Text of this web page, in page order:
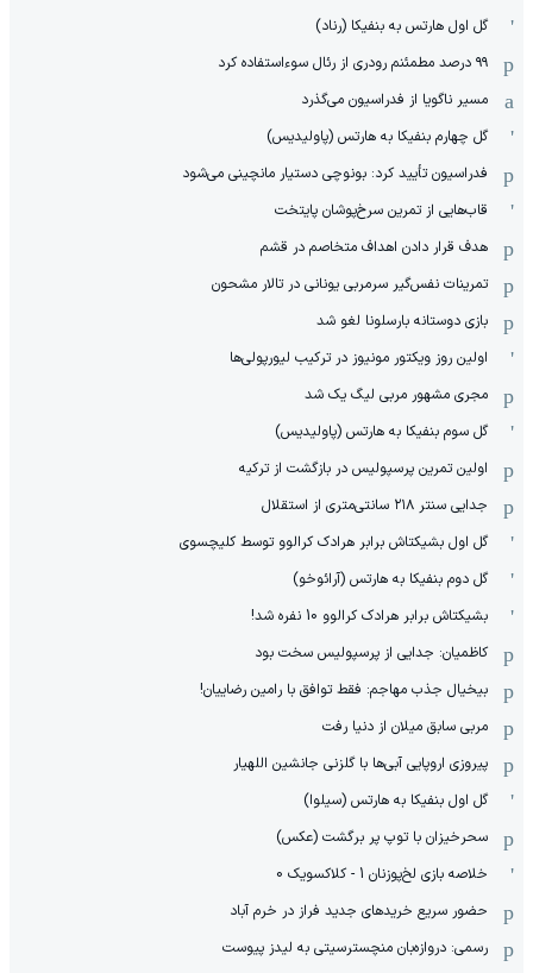
گل اول هارتس به بنفیکا (رناد)
۹۹ درصد مطمئنم رودری از رئال سوءاستفاده کرد
مسیر ناگویا از فدراسیون می‌گذرد
گل چهارم بنفیکا به هارتس (پاولیدیس)
فدراسیون تأیید کرد: بونوچی دستیار مانچینی می‌شود
قاب‌هایی از تمرین سرخ‌پوشان پایتخت
هدف قرار دادن اهداف متخاصم در قشم
‏تمرینات نفس‌گیر سرمربی یونانی در تالار مشحون
بازی دوستانه بارسلونا لغو شد
اولین روز ویکتور مونیوز در ترکیب لیورپولی‌ها
مجری مشهور مربی لیگ یک شد
گل سوم بنفیکا به هارتس (پاولیدیس)
اولین تمرین پرسپولیس در بازگشت از ترکیه
جدایی سنتر ۲۱۸ سانتی‌متری از استقلال
گل اول بشیکتاش برابر هرادک کرالوو توسط کلیچسوی
گل دوم بنفیکا به هارتس (آرائوخو)
بشیکتاش برابر هرادک کرالوو 10 نفره شد!
کاظمیان: جدایی از پرسپولیس سخت بود
بیخیال جذب مهاجم: فقط توافق با رامین رضاییان!
مربی سابق میلان از دنیا رفت
پیروزی اروپایی آبی‌ها با گلزنی جانشین اللهیار
گل اول بنفیکا به هارتس (سیلوا)
سحرخیزان با توپ پر برگشت (عکس)
خلاصه بازی لخ‌پوزنان 1 - کلاکسویک 0
حضور سریع خریدهای جدید فراز در خرم آباد
رسمی: دروازه‌بان منچسترسیتی به لیدز پیوست